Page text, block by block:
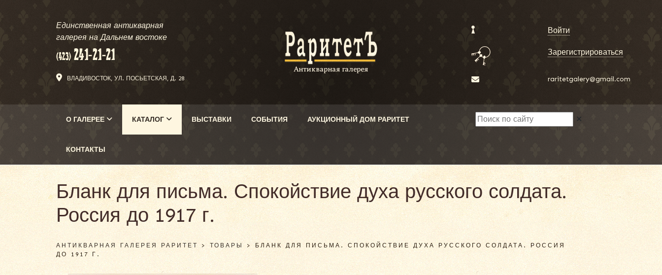
Единственная антикварная
галерея на Дальнем востоке
ВЛАДИВОСТОК, УЛ. ПОСЬЕТСКАЯ, Д. 28
Войти
Зарегистрироваться
raritetgalery@gmail.com
О ГАЛЕРЕЕ КАТАЛОГ ВЫСТАВКИ СОБЫТИЯ АУКЦИОННЫЙ ДОМ РАРИТЕТ
КОНТАКТЫ
✕
Бланк для письма. Спокойствие духа русского солдата.
Россия до 1917 г.
АНТИКВАРНАЯ ГАЛЕРЕЯ РАРИТЕТ>ТОВАРЫ > БЛАНК ДЛЯ ПИСЬМА. СПОКОЙСТВИЕ ДУХА РУССКОГО СОЛДАТА. РОССИЯ
ДО 1917 Г.